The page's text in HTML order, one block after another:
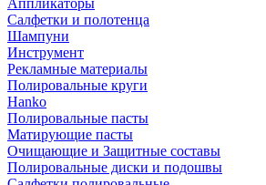
Аппликаторы
Салфетки и полотенца
Шампуни
Инструмент
Рекламные материалы
Полировальные круги
Hanko
Полировальные пасты
Матирующие пасты
Очищающие и Защитные составы
Полировальные диски и подошвы